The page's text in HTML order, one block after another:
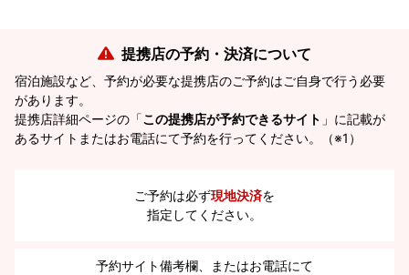
提携店の予約・決済について
宿泊施設など、予約が必要な提携店のご予約はご自身で行う必要
があります。
提携店詳細ページの「この提携店が予約できるサイト 」に記載が
あるサイトまたはお電話にて予約を行ってください。（※1）
ご予約は必ず現地決済を
指定してください。
予約サイト備考欄、またはお電話にて